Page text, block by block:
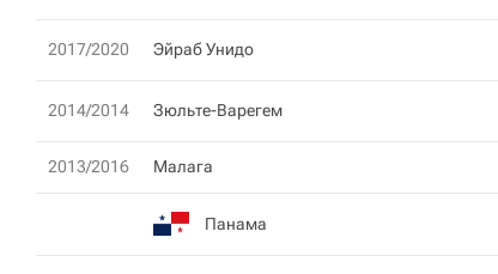
2017/2020 Эйраб Унидо
2014/2014 Зюльте-Варегем
2013/2016 Малага
Панама